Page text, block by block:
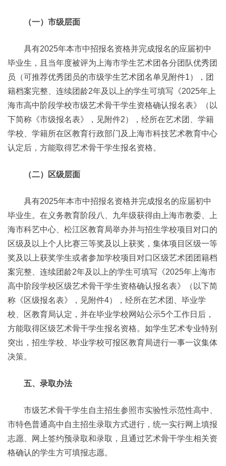
（一）市级层面
具有2025年本市中招报名资格并完成报名的应届初中
毕业生，且当年度被评为上海市学生艺术团各分团队优秀团
员（可推荐优秀团员的市级学生艺术团名单见附件1），团
籍档案完整、连续团龄2年及以上的学生可填写《2025年上
海市高中阶段学校市级艺术骨干学生资格确认报名表》（以
下简称《市级报名表》，见附件2），经所在艺术团、学籍
学校、学籍所在区教育行政部门及上海市科技艺术教育中心
认定后，方能取得艺术骨干学生报名资格。
（二）区级层面
具有2025年本市中招报名资格并完成报名的应届初中
毕业生。在义务教育阶段八、九年级获得由上海市教委、上
海市科艺中心、松江区教育局举办并与招生学校项目对口的
区级及以上个人比赛三等奖及以上获奖，集体项目区级一等
奖及以上获奖学生或者参加学校项目对口区级艺术团团籍档
案完整、连续团龄2年及以上的学生可填写《2025年上海市
高中阶段学校区级艺术骨干学生资格确认报名表》（以下简
称《区级报名表》，见附件4），经所在艺术团、毕业学
校、区教育局认定，并在毕业学校网站公示5个工作日后，
方能取得区级艺术骨干学生报名资格。如学生艺术专业特别
突出，招生学校、毕业学校可报区教育局进行一事一议集体
决策。
五、录取办法
市级艺术骨干学生自主招生参照市实验性示范性高中、
市特色普通高中自主招生录取方式进行，统一实行网上填报
志愿、网上签约预录取和录取，且通过艺术骨干学生相关资
格确认的学生方可填报志愿。